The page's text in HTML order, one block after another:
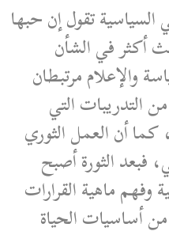
السياسية تقول إن حبها
أكثر في الشأن
والإعلام مرتبطان
التدريبات التي
كما أن العمل الثوري
الثورة أصبح
ماهية القرارات
أساسيات الحياة